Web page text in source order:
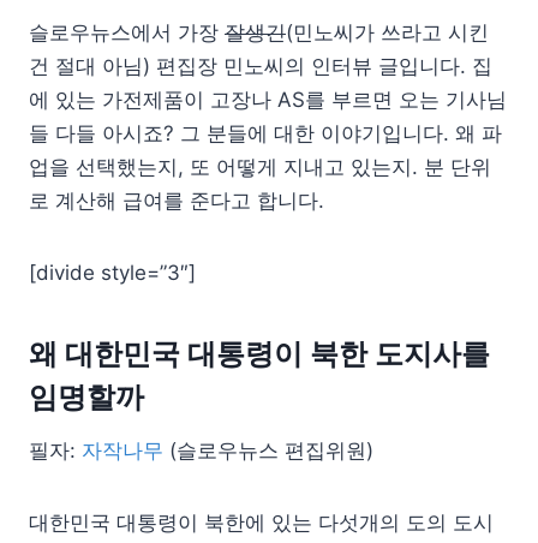
슬로우뉴스에서 가장 잘생긴(민노씨가 쓰라고 시킨
건 절대 아님) 편집장 민노씨의 인터뷰 글입니다. 집
에 있는 가전제품이 고장나 AS를 부르면 오는 기사님
들 다들 아시죠? 그 분들에 대한 이야기입니다. 왜 파
업을 선택했는지, 또 어떻게 지내고 있는지. 분 단위
로 계산해 급여를 준다고 합니다.
[divide style=”3″]
왜 대한민국 대통령이 북한 도지사를
임명할까
필자: 자작나무 (슬로우뉴스 편집위원)
대한민국 대통령이 북한에 있는 다섯개의 도의 도시